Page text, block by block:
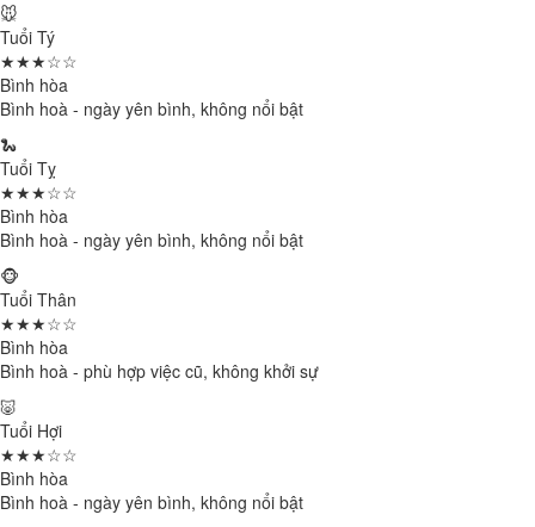
🐭
Tuổi Tý
★★★☆☆
Bình hòa
Bình hoà - ngày yên bình, không nổi bật
🐍
Tuổi Tỵ
★★★☆☆
Bình hòa
Bình hoà - ngày yên bình, không nổi bật
🐵
Tuổi Thân
★★★☆☆
Bình hòa
Bình hoà - phù hợp việc cũ, không khởi sự
🐷
Tuổi Hợi
★★★☆☆
Bình hòa
Bình hoà - ngày yên bình, không nổi bật